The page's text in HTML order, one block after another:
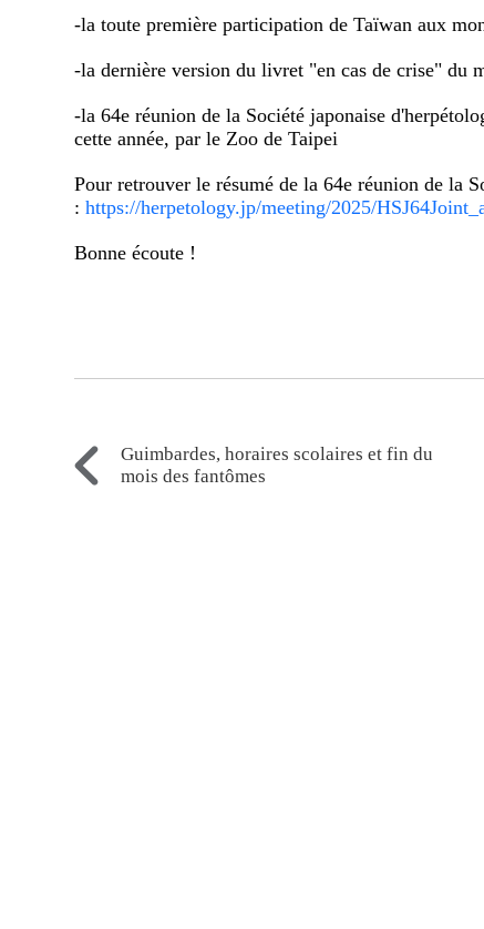
-la toute première participation de Taïwan aux
-la dernière version du livret "en cas de crise" du
-la64e réunion de la Société japonaise
cette année, par le Zoo de Taipei
Pour retrouver le résumé de la 64e réunion de la
:https://herpetology.jp/meeting/2025/
Bonne écoute !
Guimbardes, horaires scolaires et fin du
mois des fantômes